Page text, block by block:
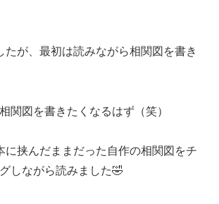
たが、最初は読みながら相関図を書き
関図を書きたくなるはず（笑）
に挟んだままだった自作の相関図をチ
しながら読みました🤣